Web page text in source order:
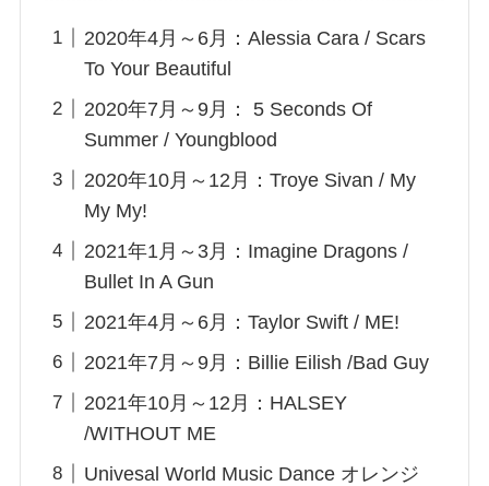
2020年4月～6月：Alessia Cara / Scars
To Your Beautiful
2020年7月～9月： 5 Seconds Of
Summer / Youngblood
2020年10月～12月：Troye Sivan / My
My My!
2021年1月～3月：Imagine Dragons /
Bullet In A Gun
2021年4月～6月：Taylor Swift / ME!
2021年7月～9月：Billie Eilish /Bad Guy
2021年10月～12月：HALSEY
/WITHOUT ME
Univesal World Music Dance オレンジ